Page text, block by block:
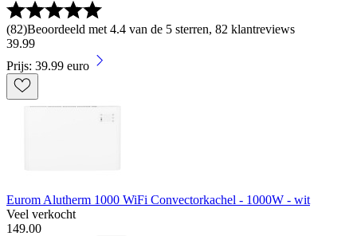
(82)Beoordeeld met 4.4 van de 5 sterren, 82 klantreviews
39.99
Prijs: 39.99 euro
Eurom Alutherm 1000 WiFi Convectorkachel - 1000W - wit
Veel verkocht
149.00